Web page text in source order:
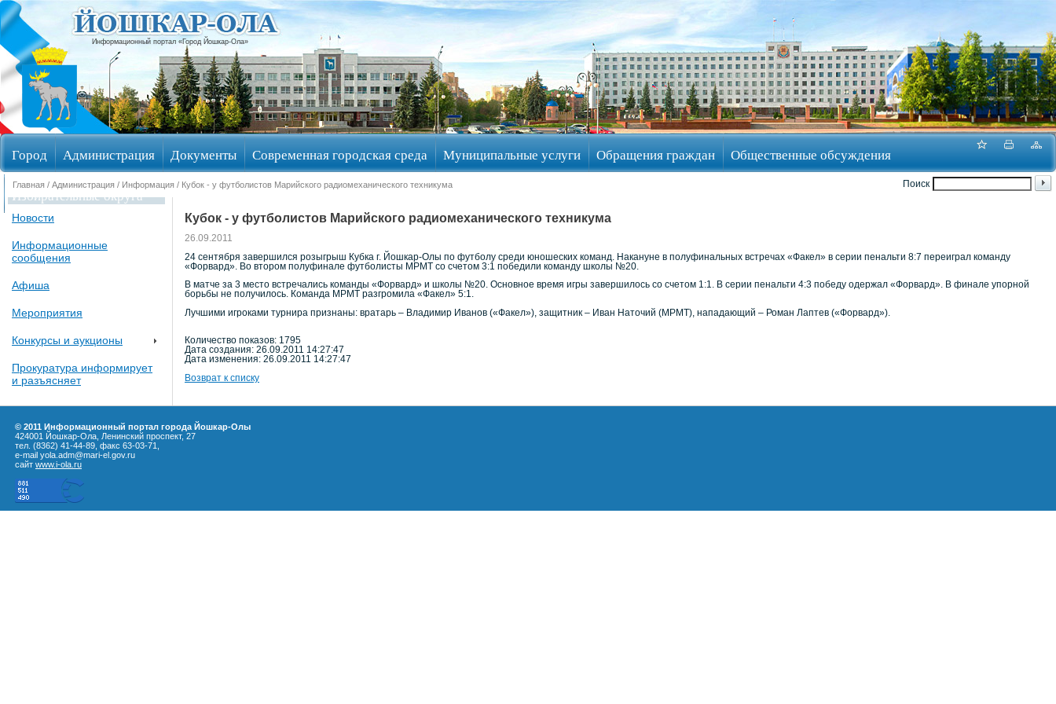
Информационный портал «Город Йошкар-Ола»
Город Администрация Документы Современная городская среда Муниципальные услуги Обращения граждан Общественные обсуждения
Избирательные округа
Поиск
Главная / Администрация / Информация / Кубок - у футболистов Марийского радиомеханического техникума
Новости
Информационные
сообщения
Афиша
Мероприятия
Конкурсы и аукционы
Прокуратура информирует
и разъясняет
Кубок - у футболистов Марийского радиомеханического техникума
26.09.2011
24 сентября завершился розыгрыш Кубка г. Йошкар-Олы по футболу среди юношеских команд. Накануне в полуфинальных встречах «Факел» в серии пенальти 8:7 переиграл команду
«Форвард». Во втором полуфинале футболисты МРМТ со счетом 3:1 победили команду школы №20.
В матче за 3 место встречались команды «Форвард» и школы №20. Основное время игры завершилось со счетом 1:1. В серии пенальти 4:3 победу одержал «Форвард». В финале упорной
борьбы не получилось. Команда МРМТ разгромила «Факел» 5:1.
Лучшими игроками турнира признаны: вратарь – Владимир Иванов («Факел»), защитник – Иван Наточий (МРМТ), нападающий – Роман Лаптев («Форвард»).
Количество показов: 1795
Дата создания: 26.09.2011 14:27:47
Дата изменения: 26.09.2011 14:27:47
Возврат к списку
© 2011 Информационный портал города Йошкар-Олы
424001 Йошкар-Ола, Ленинский проспект, 27
тел. (8362) 41-44-89, факс 63-03-71,
e-mail yola.adm@mari-el.gov.ru
сайт www.i-ola.ru